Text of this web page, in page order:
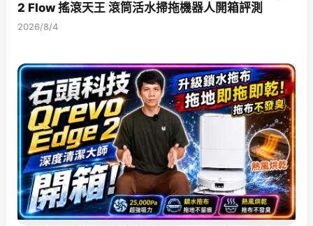
2 Flow 搖滾天王 滾筒活水掃拖機器人開箱評測
2026/8/4